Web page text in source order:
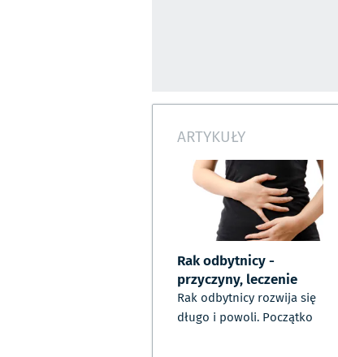
ARTYKUŁY
Rak odbytnicy -
przyczyny, leczenie
Rak odbytnicy rozwija się
długo i powoli. Początko